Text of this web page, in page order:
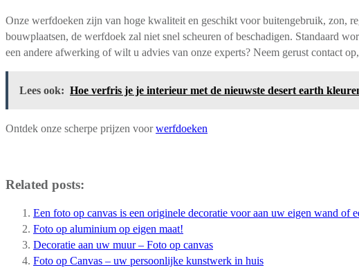
Onze werfdoeken zijn van hoge kwaliteit en geschikt voor buitengebruik, zon,
bouwplaatsen, de werfdoek zal niet snel scheuren of beschadigen. Standaard
een andere afwerking of wilt u advies van onze experts? Neem gerust contact
Lees ook: Hoe verfris je je interieur met de nieuwste desert earth
Ontdek onze scherpe prijzen voorwerfdoeken
Related posts:
Een foto op canvas is een originele decoratie voor aan uw eigen wand of
Foto op aluminium op eigen maat!
Decoratie aan uw muur – Foto op canvas
Foto op Canvas – uw persoonlijke kunstwerk in huis